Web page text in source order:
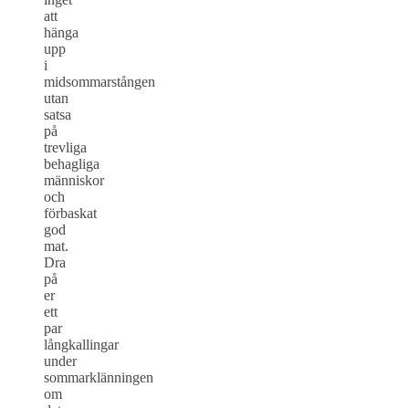
att
hänga
upp
i
midsommarstången
utan
satsa
på
trevliga
behagliga
människor
och
förbaskat
god
mat.
Dra
på
er
ett
par
långkallingar
under
sommarklänningen
om